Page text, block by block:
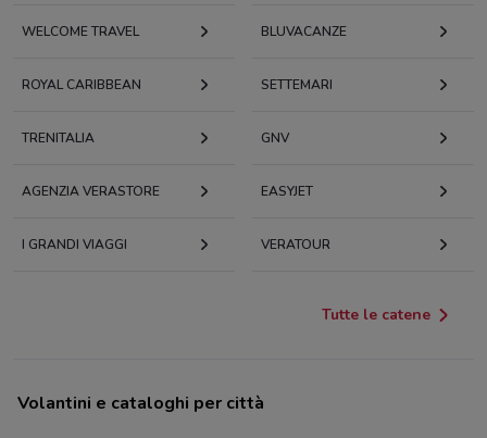
WELCOME TRAVEL BLUVACANZE
ROYAL CARIBBEAN SETTEMARI
TRENITALIA GNV
AGENZIA VERASTORE EASYJET
I GRANDI VIAGGI VERATOUR
Tutte le catene
Volantini e cataloghi per città